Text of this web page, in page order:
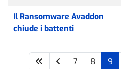
Il Ransomware Avaddon
chiude i battenti
7 8 9